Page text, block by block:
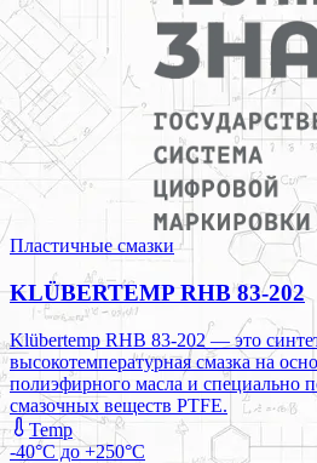
Пластичные смазки
KLÜBERTEMP RHB 83-202
Klübertemp RHB 83-202 — это
высокотемпературная смазка на
полиэфирного масла и специально
смазочных веществ PTFE.
Temp
-40°C до +250°C